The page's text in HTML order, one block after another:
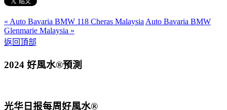
« Auto Bavaria BMW 118 Cheras Malaysia Auto Bavaria BMW
Glenmarie Malaysia »
返回頂部
2024 好風水®預測
光华日报每周好風水®